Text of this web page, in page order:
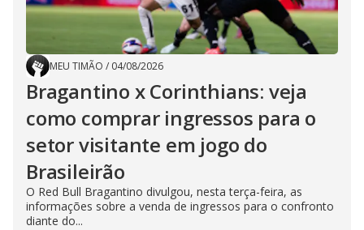
MEU TIMÃO / 04/08/2026
Bragantino x Corinthians: veja
como comprar ingressos para o
setor visitante em jogo do
Brasileirão
O Red Bull Bragantino divulgou, nesta terça-feira, as
informações sobre a venda de ingressos para o confronto
diante do...